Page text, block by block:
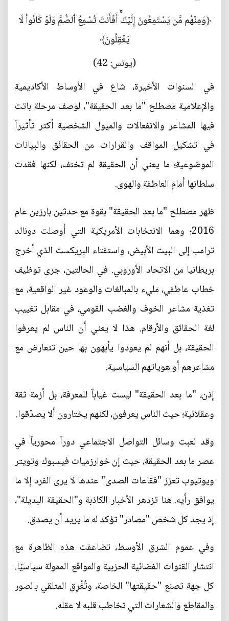
﴿وَمِنۡهُم مَّن يَسۡتَمِعُونَ إِلَيۡكَۚ أَفَأَنتَ تُسۡمِعُ ٱلصُّمَّ وَلَوۡ كَانُواْ لَا
يَعۡقِلُونَ﴾
(يونس: 42)
في السنوات الأخيرة، شاع في الأوساط الأكاديمية
والإعلامية مصطلح "ما بعد الحقيقة"، لوصف مرحلة باتت
فيها المشاعر والانفعالات والميول الشخصية أكثر تأثيراً
في تشكيل المواقف والقرارات من الحقائق والبيانات
الموضوعية؛ ما يعني أن الحقيقة لم تختف، لكنها فقدت
سلطانها أمام العاطفة والهوى.
ظهر مصطلح "ما بعد الحقيقة" بقوة مع حدثين بارزين عام
2016؛ وهما الانتخابات الأمريكية التي أوصلت دونالد
ترامب إلى البيت الأبيض، واستفتاء البريكست الذي أخرج
بريطانيا من الاتحاد الأوروبي. في الحالتين، جرى توظيف
خطاب عاطفي، مليء بالمبالغات والوعود غير الواقعية، مع
تغذية مشاعر الخوف والغضب القومي، في مقابل تغييب
لغة الحقائق والأرقام. هذا لا يعني أن الناس لم يعرفوا
الحقيقة، بل أنهم لم يعودوا يأبهون بها حين تتعارض مع
مشاعرهم أو هوياتهم السياسية.
إذن، "ما بعد الحقيقة" ليست غياباً للمعرفة، بل أزمة ثقة
وعقلانية؛ حيث الناس يعرفون، لكنهم يختارون ألا يصدّقوا.
وقد لعبت وسائل التواصل الاجتماعي دوراً محورياً في
عصر ما بعد الحقيقة، حيث إن خوارزميات فيسبوك وتويتر
ويوتيوب تعزز "فقاعات الصدى" عندها لا يرى الفرد إلا ما
يوافق رأيه. هنا تزدهر الأخبار الكاذبة و"الحقيقة البديلة"،
إذ يجد كل شخص "مصادر" تؤكد له ما يريد أن يصدق.
وفي عموم الشرق الأوسط، تضاعفت هذه الظاهرة مع
انتشار القنوات الفضائية الحزبية والمواقع الممولة سياسيًا.
كل جهة تصنع "حقيقتها" الخاصة، وتُغْرِق المتلقي بالصور
والمقاطع والشعارات التي تخاطب قلبه لا عقله.